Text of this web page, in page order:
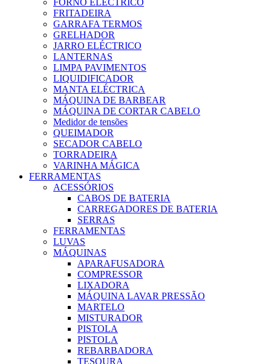
FRITADEIRA
GARRAFA TERMOS
GRELHADOR
JARRO ELÉCTRICO
LANTERNAS
LIMPA PAVIMENTOS
LIQUIDIFICADOR
MANTA ELÉCTRICA
MÁQUINA DE BARBEAR
MÁQUINA DE CORTAR CABELO
Medidor de tensões
QUEIMADOR
SECADOR CABELO
TORRADEIRA
VARINHA MÁGICA
FERRAMENTAS
ACESSÓRIOS
CABOS DE BATERIA
CARREGADORES DE BATERIA
SERRAS
FERRAMENTAS
LUVAS
MÁQUINAS
APARAFUSADORA
COMPRESSOR
LIXADORA
MÁQUINA LAVAR PRESSÃO
MARTELO
MISTURADOR
PISTOLA
PISTOLA
REBARBADORA
TESOURA